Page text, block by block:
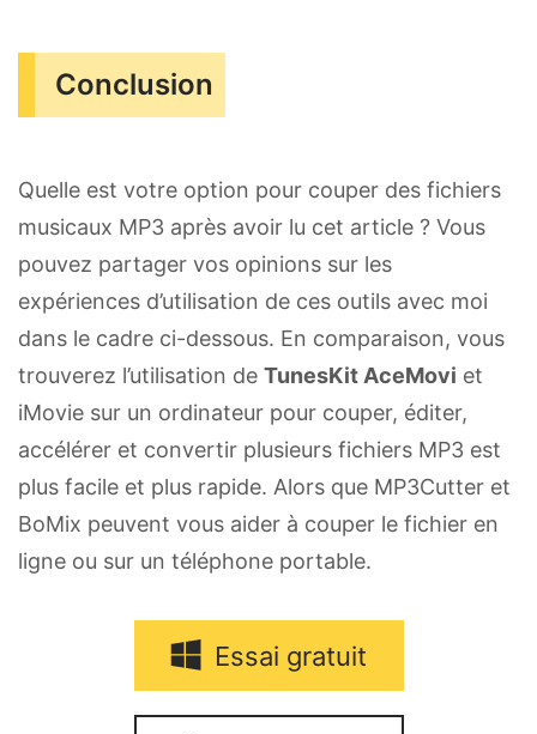
Conclusion
Quelle est votre option pour couper des fichiers
musicaux MP3 après avoir lu cet article ? Vous
pouvez partager vos opinions sur les
expériences d’utilisation de ces outils avec moi
dans le cadre ci-dessous. En comparaison, vous
trouverez l’utilisation de TunesKit AceMovi et
iMovie sur un ordinateur pour couper, éditer,
accélérer et convertir plusieurs fichiers MP3 est
plus facile et plus rapide. Alors que MP3Cutter et
BoMix peuvent vous aider à couper le fichier en
ligne ou sur un téléphone portable.
Essai gratuit